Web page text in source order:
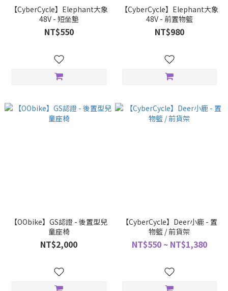
【CyberCycle】Elephant大象
48V - 短坐墊
NT$550
【CyberCycle】Elephant大象
48V - 前置物籃
NT$980
【OObike】GS認證 - 後置型兒
童座椅
NT$2,000
【CyberCycle】Deer小鹿 - 置
物籃 / 前貨架
NT$550 ~ NT$1,380